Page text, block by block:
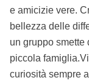
e amicizie vere.
bellezza delle
un gruppo smette
piccola
curiosità sempre